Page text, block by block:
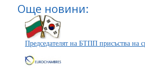
Още новини:
Председателят на БТПП присъства на